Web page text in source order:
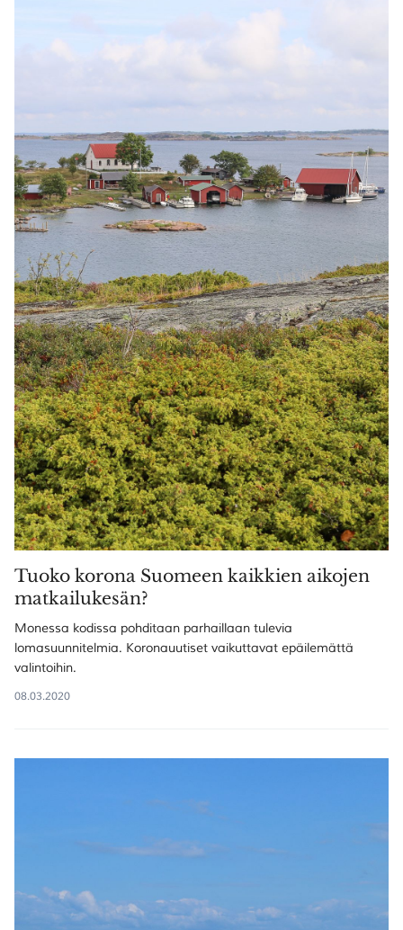
Tuoko korona Suomeen kaikkien aikojen
matkailukesän?
Monessa kodissa pohditaan parhaillaan tulevia
lomasuunnitelmia. Koronauutiset vaikuttavat epäilemättä
valintoihin.
08.03.2020